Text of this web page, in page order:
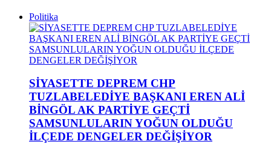
Politika
SİYASETTE DEPREM CHP
TUZLABELEDİYE BAŞKANI EREN ALİ
BİNGÖL AK PARTİYE GEÇTİ
SAMSUNLULARIN YOĞUN OLDUĞU
İLÇEDE DENGELER DEĞİŞİYOR